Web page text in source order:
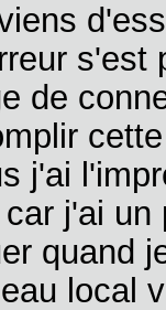
s'est
de
j'ai
j'ai un
quand
local